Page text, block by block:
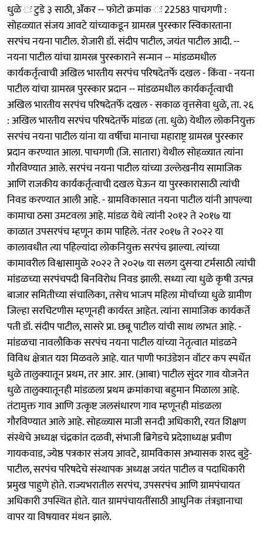
धुळे ः टुडे ३ साठी, ॲंकर -- फोटो क्रमांक ः 22583 पाचगणी :
सोहळ्यात संजय आवटे यांच्याकडून ग्रामरत्न पुरस्कार स्विकारताना
सरपंच नयना पाटील. शेजारी डॉ. संदीप पाटील, जयंत पाटील आदी. --
नयना पाटील यांचा ग्रामरत्न पुरस्काराने सन्मान -- मांडळमधील
कार्यकर्तृत्वाची अखिल भारतीय सरपंच परिषदेतर्फे दखल - किंवा - नयना
पाटील यांचा ग्रामरत्न पुरस्कार प्रदान -- मांडळमधील कार्यकर्तृत्वाची
अखिल भारतीय सरपंच परिषदेतर्फे दखल - सकाळ वृत्तसेवा धुळे, ता. २६
: अखिल भारतीय सरपंच परिषदेतर्फे मांडळ (ता. धुळे) येथील लोकनियुक्त
सरपंच नयना पाटील यांना या वर्षीचा मानाचा महाराष्ट्र ग्रामरत्न पुरस्कार
प्रदान करण्यात आला. पाचगणी (जि. सातारा) येथील सोहळ्यात त्यांना
गौरविण्यात आले. सरपंच नयना पाटील यांच्या उल्लेखनीय सामाजिक
आणि राजकीय कार्यकर्तृत्वाची दखल घेऊन या पुरस्कारासाठी त्यांची
निवड करण्यात आली आहे. - ग्रामविकासात नयना पाटील यांनी आपल्या
कामाचा ठसा उमटवला आहे. मांडळ येथे त्यांनी २०१२ ते २०१७ या
काळात उपसरपंच म्हणून काम पाहिले. नंतर २०१७ ते २०२२ या
कालावधीत त्या पहिल्यांदा लोकनियुक्त सरपंच झाल्या. त्यांच्या
कामावरील विश्वासामुळे २०२२ ते २०२७ या सलग दुसऱ्या टर्मसाठी त्यांची
मांडळच्या सरपंचपदी बिनविरोध निवड झाली. सध्या त्या धुळे कृषी उत्पन्न
बाजार समितीच्या संचालिका, तसेच भाजप महिला मोर्चाच्या धुळे ग्रामीण
जिल्हा सरचिटणीस म्हणूनही कार्यरत आहेत. त्यांना सामाजिक कार्यकर्ते
पती डॉ. संदीप पाटील, सासरे प्रा. छबू पाटील यांची साथ लाभत आहे. -
मांडळचा नावलौकिक सरपंच नयना पाटील यांच्या नेतृत्वात मांडळने
विविध क्षेत्रात यश मिळवले आहे. यात पाणी फाउंडेशन वॉटर कप स्पर्धेत
धुळे तालुक्यातून प्रथम, तर आर. आर. (आबा) पाटील सुंदर गाव योजनेत
धुळे तालुक्यातूनही मांडळला प्रथम क्रमांकाचा बहुमान मिळाला आहे.
तंटामुक्त गाव आणि उत्कृष्ट जलसंधारण गाव म्हणूनही मांडळला
गौरविण्यात आले आहे. सोहळ्यास माजी सनदी अधिकारी, रयत शिक्षण
संस्थेचे अध्यक्ष चंद्रकांत दळवी, संभाजी ब्रिगेडचे प्रदेशाध्यक्ष प्रवीण
गायकवाड, ज्येष्ठ पत्रकार संजय आवटे, ग्रामविकास अभ्यासक शरद बुट्टे-
पाटील, सरपंच परिषदेचे संस्थापक अध्यक्ष जयंत पाटील व पदाधिकारी
प्रमुख पाहुणे होते. राज्यभरातील सरपंच, उपसरपंच आणि ग्रामपंचायत
अधिकारी उपस्थित होते. यात ग्रामपंचायतींसाठी आधुनिक तंत्रज्ञानाचा
वापर या विषयावर मंथन झाले.